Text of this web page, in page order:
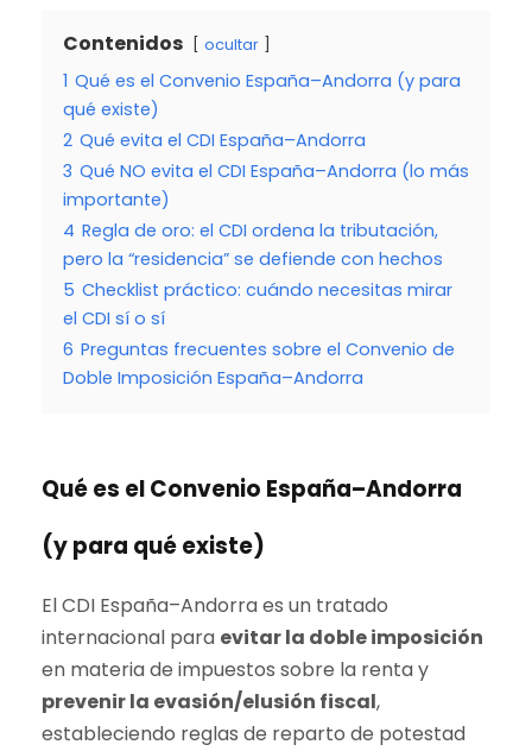
Contenidos ocultar
1 Qué es el Convenio España–Andorra (y para
qué existe)
2 Qué evita el CDI España–Andorra
3 Qué NO evita el CDI España–Andorra (lo más
importante)
4 Regla de oro: el CDI ordena la tributación,
pero la “residencia” se defiende con hechos
5 Checklist práctico: cuándo necesitas mirar
el CDI sí o sí
6 Preguntas frecuentes sobre el Convenio de
Doble Imposición España–Andorra
Qué es el Convenio España–Andorra
(y para qué existe)
El CDI España–Andorra es un tratado
internacional para evitar la doble imposición
en materia de impuestos sobre la renta y
prevenir la evasión/elusión fiscal,
estableciendo reglas de reparto de potestad